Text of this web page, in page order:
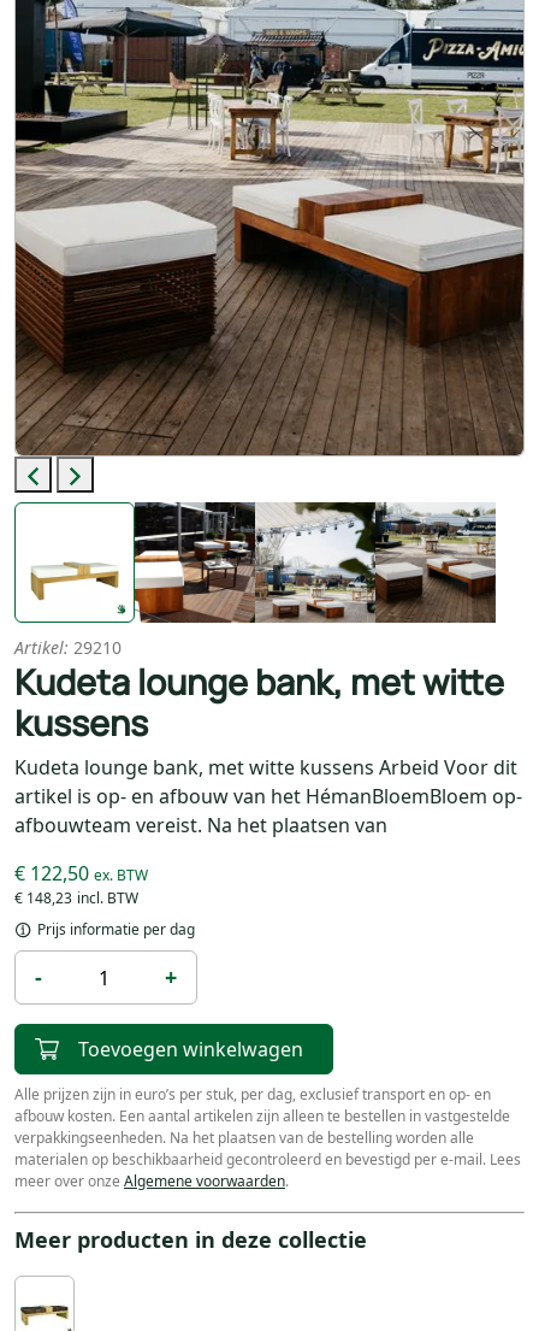
Previous
Next
Artikel: 29210
Kudeta lounge bank, met witte
kussens
Kudeta lounge bank, met witte kussens Arbeid Voor dit
artikel is op- en afbouw van het HémanBloemBloem op-
afbouwteam vereist. Na het plaatsen van
€ 148,23
€ 122,50
Prijs informatie per dag
- +
Toevoegen winkelwagen
Alle prijzen zijn in euro’s per stuk, per dag, exclusief transport en op- en
afbouw kosten. Een aantal artikelen zijn alleen te bestellen in vastgestelde
verpakkingseenheden. Na het plaatsen van de bestelling worden alle
materialen op beschikbaarheid gecontroleerd en bevestigd per e-mail. Lees
meer over onze Algemene voorwaarden.
Meer producten in deze collectie